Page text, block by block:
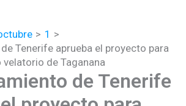
1
Tenerife aprueba el proyecto para
velatorio de Taganana
de Tenerife